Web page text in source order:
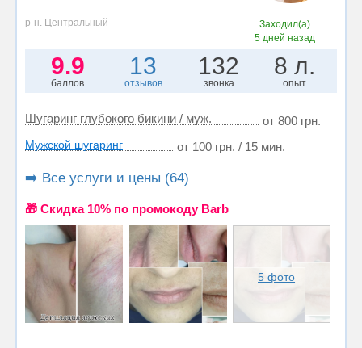
р-н. Центральный
Заходил(а)
5 дней назад
9.9
баллов
13
отзывов
132
звонка
8 л.
опыт
Шугаринг глубокого бикини / муж. от 800 грн.
Мужской шугаринг от 100 грн. / 15 мин.
➡️ Все услуги и цены (64)
🎁 Cкидка 10% по промокоду Barb
5 фото